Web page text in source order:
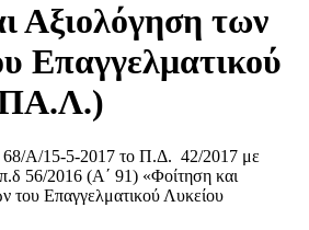
Αξιολόγηση των
Επαγγελματικού
Α/15-5-2017 το Π.Δ. 42/2017 με
56/2016 (Α΄ 91) «Φοίτηση και
του Επαγγελματικού Λυκείου